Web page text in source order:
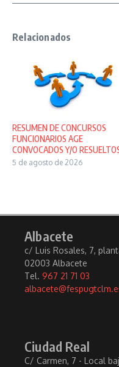
Relacionados
RESUMEN DE CONCURSOS
FUNCIONARIOS AGE
CONVOCADOS Y/O
5 de agosto de 2026
Albacete
c/ Luis Rosales, 7,
02003 Albacete
Tel. 967 21 71 03
Ciudad Real
C/ Carmen, 7 - Local